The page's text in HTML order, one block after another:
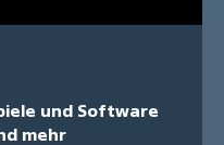
und Software
mehr